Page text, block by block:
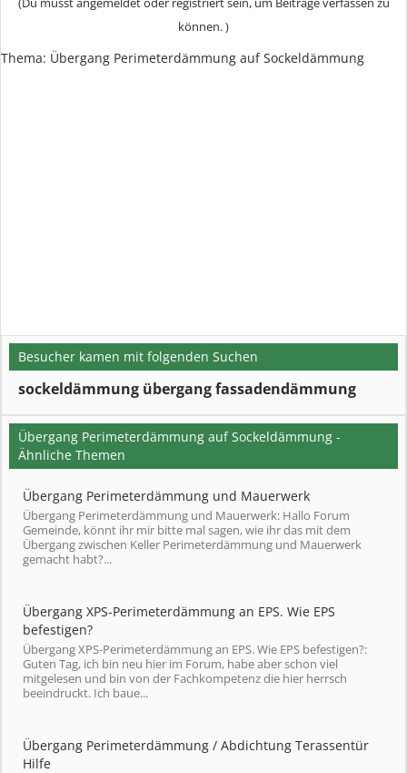
können. )
Thema: Übergang Perimeterdämmung auf Sockeldämmung
Besucher kamen mit folgenden Suchen
sockeldämmung übergang fassadendämmung
Übergang Perimeterdämmung auf Sockeldämmung -
Ähnliche Themen
Übergang Perimeterdämmung und Mauerwerk
Übergang Perimeterdämmung und Mauerwerk: Hallo Forum
Gemeinde, könnt ihr mir bitte mal sagen, wie ihr das mit dem
Übergang zwischen Keller Perimeterdämmung und Mauerwerk
gemacht habt?...
Übergang XPS-Perimeterdämmung an EPS. Wie EPS
befestigen?
Übergang XPS-Perimeterdämmung an EPS. Wie EPS befestigen?:
Guten Tag, ich bin neu hier im Forum, habe aber schon viel
mitgelesen und bin von der Fachkompetenz die hier herrsch
beeindruckt. Ich baue...
Übergang Perimeterdämmung / Abdichtung Terassentür
Hilfe